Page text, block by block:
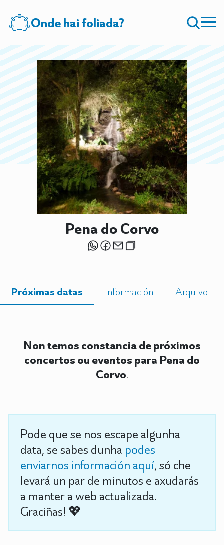
Onde hai foliada?
Pena do Corvo
Próximas datas Información Arquivo
Non temos constancia de próximos
concertos ou eventos para Pena do
Corvo.
Pode que se nos escape algunha
data, se sabes dunha podes
enviarnos información aquí, só che
levará un par de minutos e axudarás
a manter a web actualizada.
Graciñas! 💖